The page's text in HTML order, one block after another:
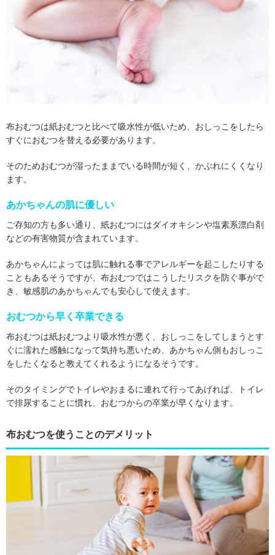
布おむつは紙おむつと比べて吸水性が低いため、おしっこをしたら
すぐにおむつを替える必要があります。
そのためおむつが湿ったままでいる時間が短く、かぶれにくくなり
ます。
あかちゃんの肌に優しい
ご存知の方も多い通り、紙おむつにはダイオキシンや塩素系漂白剤
などの有害物質が含まれています。
あかちゃんによっては肌に触れる事でアレルギーを起こしたりする
こともあるそうですが、布おむつではこうしたリスクを防ぐ事がで
き、敏感肌のあかちゃんでも安心して使えます。
おむつから早く卒業できる
布おむつは紙おむつより吸水性が悪く、おしっこをしてしまうとす
ぐに濡れた感触になって気持ち悪いため、あかちゃん側もおしっこ
をしたくなると教えてくれるようになるそうです。
そのタイミングでトイレやおまるに連れて行ってあげれば、トイレ
で排尿することに慣れ、おむつからの卒業が早くなります。
布おむつを使うことのデメリット